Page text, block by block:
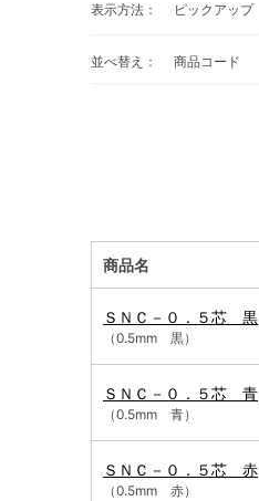
表示方法： ピックアップ
並べ替え： 商品コード
商品名
ＳＮＣ－０．５芯 黒
（0.5mm 黒）
ＳＮＣ－０．５芯 青
（0.5mm 青）
ＳＮＣ－０．５芯 赤
（0.5mm 赤）